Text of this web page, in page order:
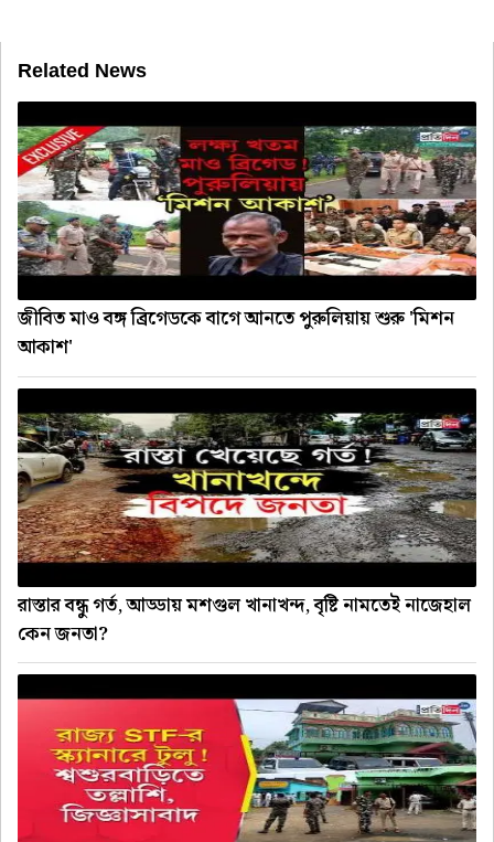
Related News
জীবিত মাও বঙ্গ ব্রিগেডকে বাগে আনতে পুরুলিয়ায় শুরু 'মিশন
আকাশ'
রাস্তার বন্ধু গর্ত, আড্ডায় মশগুল খানাখন্দ, বৃষ্টি নামতেই নাজেহাল
কেন জনতা?